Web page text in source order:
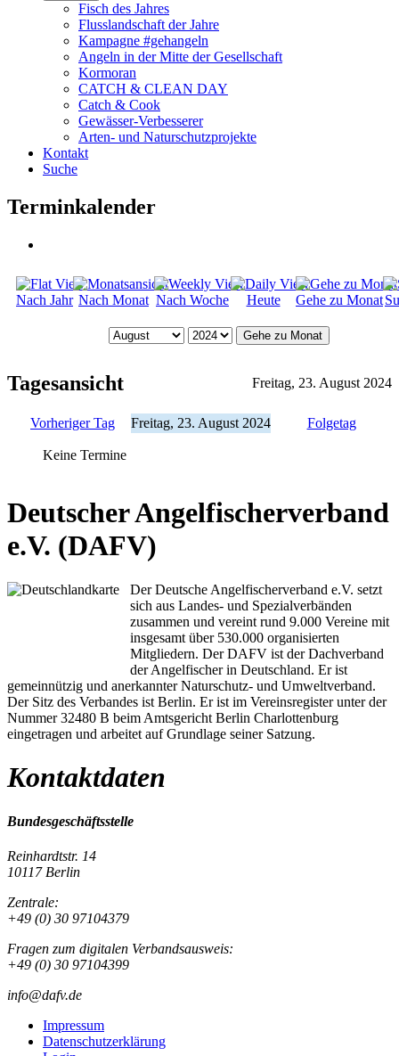
Fisch des Jahres
Flusslandschaft der Jahre
Kampagne #gehangeln
Angeln in der Mitte der Gesellschaft
Kormoran
CATCH & CLEAN DAY
Catch & Cook
Gewässer-Verbesserer
Arten- und Naturschutzprojekte
Kontakt
Suche
Terminkalender
Nach Jahr Nach Monat Nach Woche Heute Gehe zu Monat
Gehe zu Monat
Tagesansicht Freitag, 23. August 2024
Vorheriger Tag Freitag, 23. August 2024 Folgetag
Keine Termine
Deutscher Angelfischerverband
e.V. (DAFV)
Der Deutsche Angelfischerverband e.V. setzt
sich aus Landes- und Spezialverbänden
zusammen und vereint rund 9.000 Vereine mit
insgesamt über 530.000 organisierten
Mitgliedern. Der DAFV ist der Dachverband
der Angelfischer in Deutschland. Er ist
gemeinnützig und anerkannter Naturschutz- und Umweltverband.
Der Sitz des Verbandes ist Berlin. Er ist im Vereinsregister unter der
Nummer 32480 B beim Amtsgericht Berlin Charlottenburg
eingetragen und arbeitet auf Grundlage seiner Satzung.
Kontaktdaten
Bundesgeschäftsstelle
Reinhardtstr. 14
10117 Berlin
Zentrale:
+49 (0) 30 97104379
Fragen zum digitalen Verbandsausweis:
+49 (0) 30 97104399
info@dafv.de
Impressum
Datenschutzerklärung